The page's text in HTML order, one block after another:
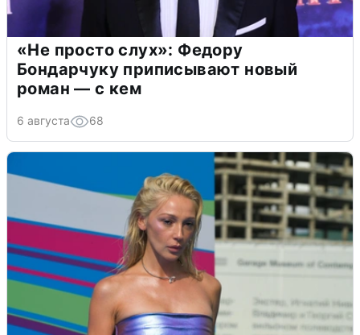
«Не просто слух»: Федору
Бондарчуку приписывают новый
роман — с кем
6 августа 68